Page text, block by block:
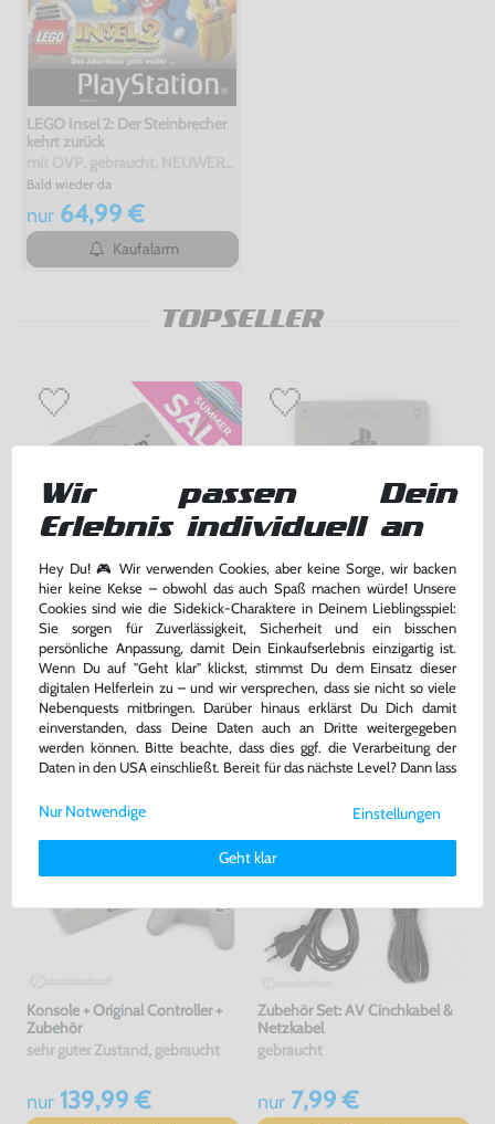
LEGO Insel 2: Der Steinbrecher
kehrt zurück
Bald wieder da
nur64,99 €
Kaufalarm
TOPSELLER
Memory Card / Memorycard /
Speicherkarte 1 MB / 15 Blocks
[verschiedene Farben &
Hersteller]
gebraucht
-20% bisher 5,00 €
jetzt nur4,00 €
Warenkorb
Original Sony Memory Card /
Speicherkarte #grau / SCPH-
1020
gebraucht
nur29,99 €
Warenkorb
Konsole + Original Controller +
Zubehör
sehr guter Zustand, gebraucht
nur139,99 €
Zubehör Set: AV Cinchkabel &
Netzkabel
gebraucht
nur7,99 €
Wir passen Dein
Erlebnis individuell an
Hey Du! 🎮 Wir verwenden Cookies, aber keine Sorge, wir backen
hier keine Kekse – obwohl das auch Spaß machen würde! Unsere
Cookies sind wie die Sidekick-Charaktere in Deinem Lieblingsspiel:
Sie sorgen für Zuverlässigkeit, Sicherheit und ein bisschen
persönliche Anpassung, damit Dein Einkaufserlebnis einzigartig ist.
Wenn Du auf "Geht klar" klickst, stimmst Du dem Einsatz dieser
digitalen Helferlein zu – und wir versprechen, dass sie nicht so viele
Nebenquests mitbringen. Darüber hinaus erklärst Du Dich damit
einverstanden, dass Deine Daten auch an Dritte weitergegeben
werden können. Bitte beachte, dass dies ggf. die Verarbeitung der
Daten in den USA einschließt. Bereit für das nächste Level? Dann lass
Weitere Informationen zu den von uns verwendeten Cookies und
Deinen Rechten als Nutzer findest Du in unsererDaten­schutz­
Impressum.
Einstellungen
Geht klar
Nur Notwendige